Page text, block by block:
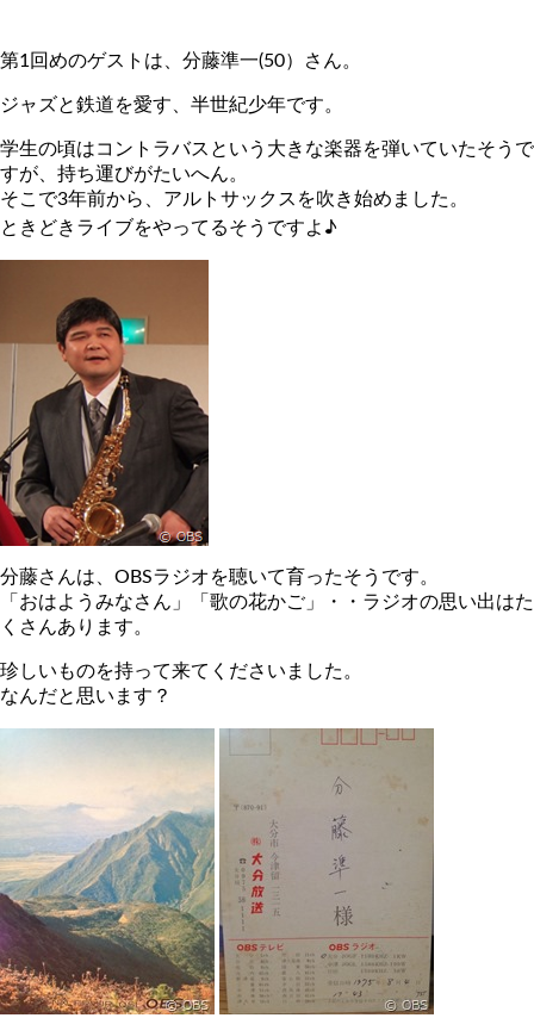
第1回めのゲストは、分藤準一(50）さん。
ジャズと鉄道を愛す、半世紀少年です。
学生の頃はコントラバスという大きな楽器を弾いていたそうで
すが、持ち運びがたいへん。
そこで3年前から、アルトサックスを吹き始めました。
ときどきライブをやってるそうですよ♪
分藤さんは、OBSラジオを聴いて育ったそうです。
「おはようみなさん」「歌の花かご」・・ラジオの思い出はた
くさんあります。
珍しいものを持って来てくださいました。
なんだと思います？